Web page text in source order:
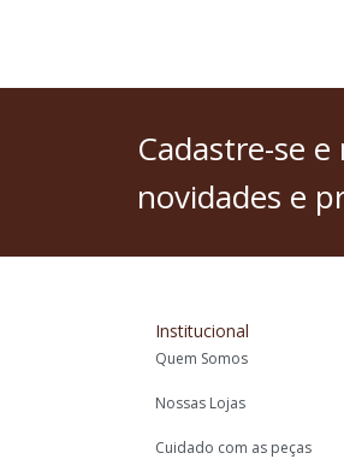
Cadastre-se e
novidades e
Institucional
Quem Somos
Nossas Lojas
Cuidado com as peças